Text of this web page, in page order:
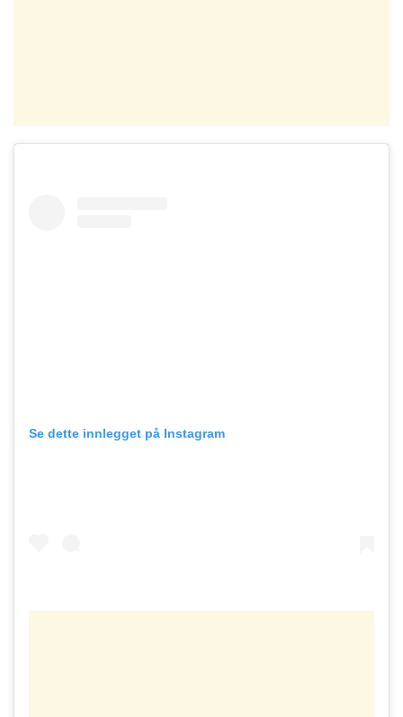
Se dette innlegget på Instagram